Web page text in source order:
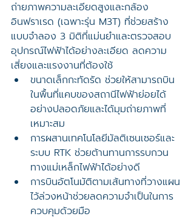
ถ่ายภาพความละเอียดสูงและกล้อง
อินฟราเรด (เฉพาะรุ่น M3T) ที่ช่วยสร้าง
แบบจำลอง 3 มิติที่แม่นยำและตรวจสอบ
อุปกรณ์ไฟฟ้าได้อย่างละเอียด ลดความ
เสี่ยงและแรงงานที่ต้องใช้
ขนาดเล็กกะทัดรัด ช่วยให้สามารถบิน
ในพื้นที่แคบของสถานีไฟฟ้าย่อยได้
อย่างปลอดภัยและได้มุมถ่ายภาพที่
เหมาะสม
การผสานเทคโนโลยีมัลติเซนเซอร์และ
ระบบ RTK ช่วยต้านทานการรบกวน
ทางแม่เหล็กไฟฟ้าได้อย่างดี
การบินอัตโนมัติตามเส้นทางที่วางแผน
ไว้ล่วงหน้าช่วยลดความจำเป็นในการ
ควบคุมด้วยมือ